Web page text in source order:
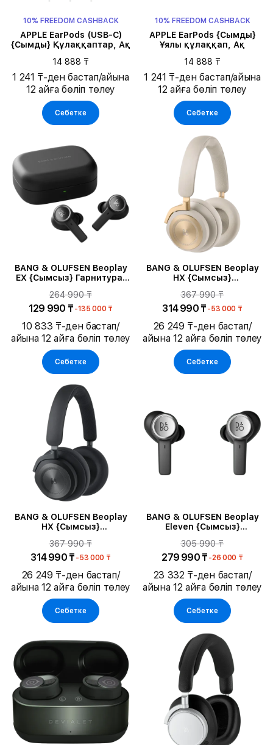
10% FREEDOM CASHBACK
APPLE EarPods (USB-C)
{Сымды} Құлаққаптар, Ақ
14 888 ₸
1 241 ₸-ден бастап/айына
12 айға бөліп төлеу
Себетке
10% FREEDOM CASHBACK
APPLE EarPods {Сымды}
Ұялы құлаққап, Ақ
14 888 ₸
1 241 ₸-ден бастап/айына
12 айға бөліп төлеу
Себетке
BANG & OLUFSEN Beoplay
EX {Сымсыз} Гарнитура,
264 990 ₸
129 990 ₸ -135 000 ₸
10 833 ₸-ден бастап/
айына 12 айға бөліп төлеу
Себетке
BANG & OLUFSEN Beoplay
HX {Сымсыз}
367 990 ₸
314 990 ₸ -53 000 ₸
26 249 ₸-ден бастап/
айына 12 айға бөліп төлеу
Себетке
BANG & OLUFSEN Beoplay
HX {Сымсыз}
антрацит
367 990 ₸
314 990 ₸ -53 000 ₸
26 249 ₸-ден бастап/
айына 12 айға бөліп төлеу
Себетке
BANG & OLUFSEN Beoplay
Eleven {Сымсыз}
Aluminium
305 990 ₸
279 990 ₸ -26 000 ₸
23 332 ₸-ден бастап/
айына 12 айға бөліп төлеу
Себетке